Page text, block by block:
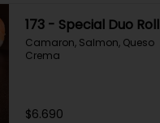
173 - Special Duo Roll
Camaron, Salmon, Queso
Crema
$6.690